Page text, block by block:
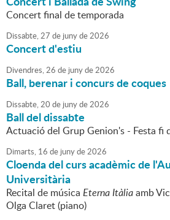
Concert final de temporada
Dissabte,27 de junyde2026
Concert d'estiu
Divendres,26 de junyde2026
Ball, berenar i concurs de coques
Dissabte,20 de junyde2026
Ball del dissabte
Actuació del Grup Genion's - Festa fi
Dimarts, 16 de junyde2026
Cloenda del curs acadèmic de
Universitària
Recital de música Eterna Itàliaamb
Olga Claret (piano)